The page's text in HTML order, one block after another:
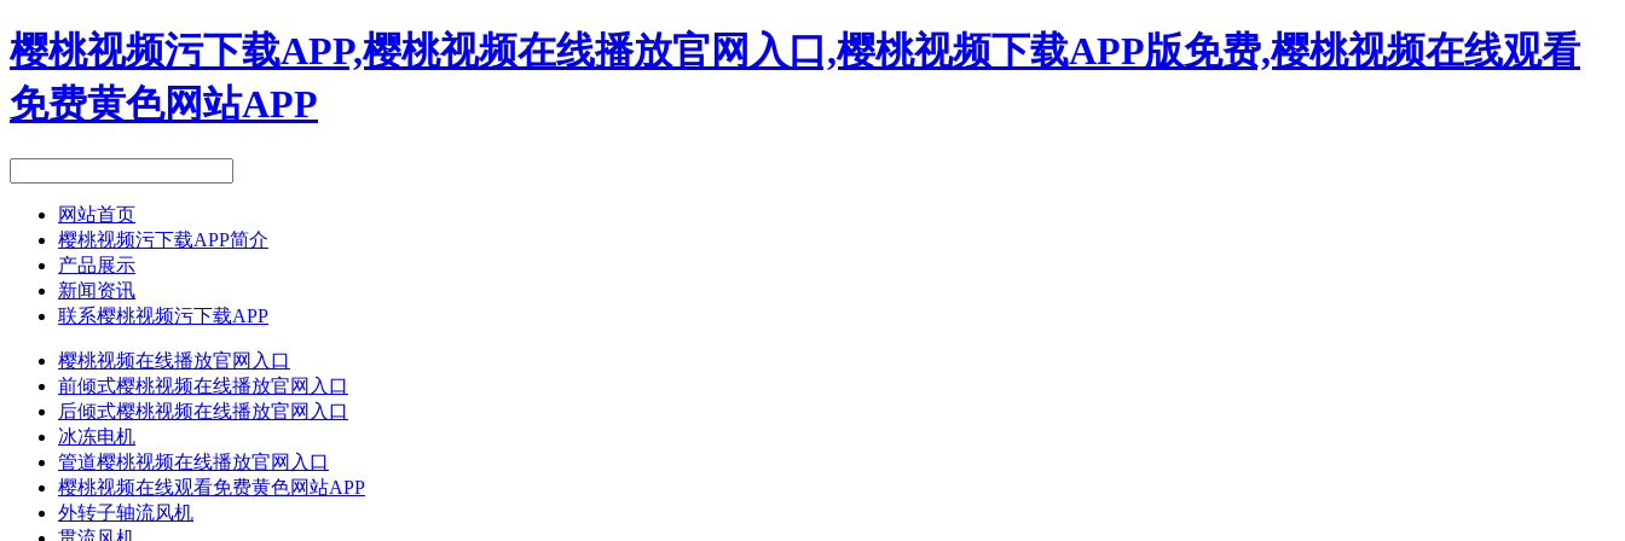
樱桃视频污下载APP,樱桃视频在线播放官网入口,樱桃视频下载APP版免费,樱桃视频在线观看
免费黄色网站APP
网站首页
樱桃视频污下载APP简介
产品展示
新闻资讯
联系樱桃视频污下载APP
樱桃视频在线播放官网入口
前倾式樱桃视频在线播放官网入口
后倾式樱桃视频在线播放官网入口
冰冻电机
管道樱桃视频在线播放官网入口
樱桃视频在线观看免费黄色网站APP
外转子轴流风机